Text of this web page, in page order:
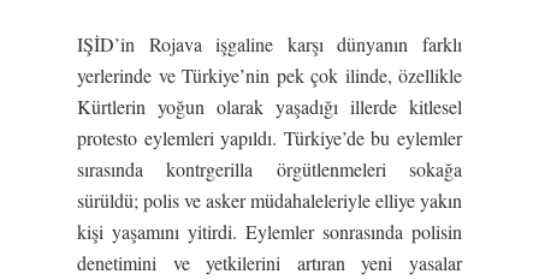
IŞİD’in Rojava işgaline karşı dünyanın farklı
yerlerinde ve Türkiye’nin pek çok ilinde, özellikle
Kürtlerin yoğun olarak yaşadığı illerde kitlesel
protesto eylemleri yapıldı. Türkiye’de bu eylemler
sırasında kontrgerilla örgütlenmeleri sokağa
sürüldü; polis ve asker müdahaleleriyle elliye yakın
kişi yaşamını yitirdi. Eylemler sonrasında polisin
denetimini ve yetkilerini artıran yeni yasalar